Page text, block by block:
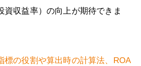
資収益率）の向上が期待できま
標の役割や算出時の計算法、ROA